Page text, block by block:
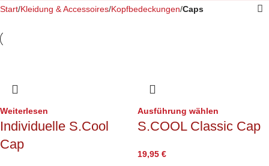
Start/Kleidung & Accessoires/Kopfbedeckungen/Caps
Weiterlesen
Individuelle S.Cool
Cap
Ausführung wählen
S.COOL Classic Cap
19,95 €